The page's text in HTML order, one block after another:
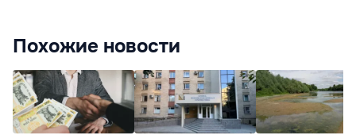
Похожие новости